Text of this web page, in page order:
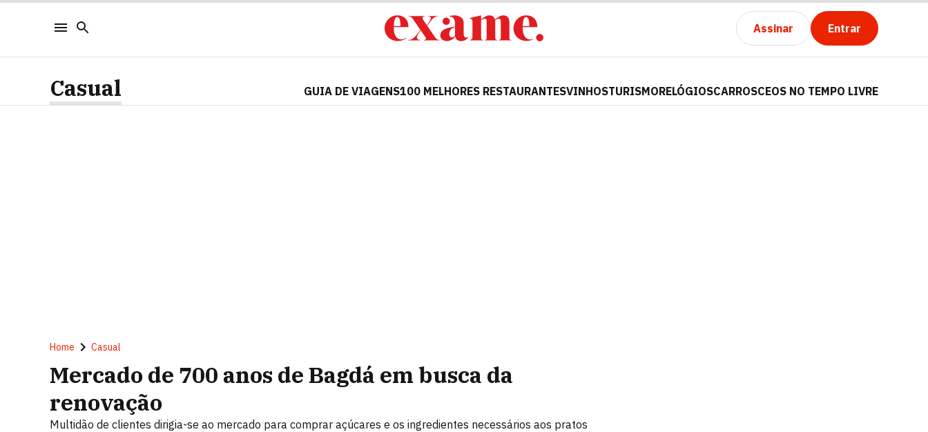
Assinar Entrar
Casual GUIA DE VIAGENS100 MELHORES RESTAURANTESVINHOSTURISMORELÓGIOSCARROSCEOS NO TEMPO LIVRE
Home Casual
Mercado de 700 anos de Bagdá em busca da
renovação
Multidão de clientes dirigia-se ao mercado para comprar açúcares e os ingredientes necessários aos pratos